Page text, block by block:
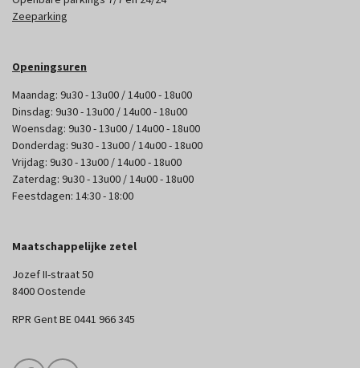
Zeeparking
Openingsuren
Maandag: 9u30 - 13u00 / 14u00 - 18u00
Dinsdag: 9u30 - 13u00 / 14u00 - 18u00
Woensdag: 9u30 - 13u00 / 14u00 - 18u00
Donderdag: 9u30 - 13u00 / 14u00 - 18u00
Vrijdag: 9u30 - 13u00 / 14u00 - 18u00
Zaterdag: 9u30 - 13u00 / 14u00 - 18u00
Feestdagen: 14:30 - 18:00
Maatschappelijke zetel
Jozef II-straat 50
8400 Oostende
RPR Gent BE 0441 966 345